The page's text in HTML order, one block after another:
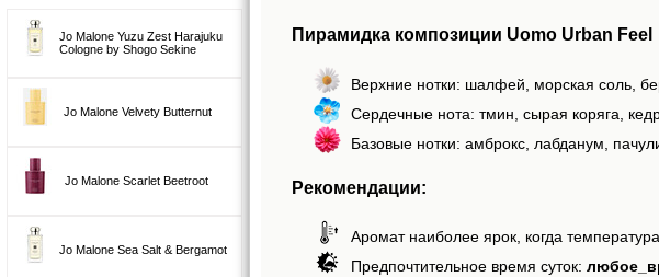
Jo Malone Yuzu Zest Harajuku
Cologne by Shogo Sekine
Jo Malone Velvety Butternut
Jo Malone Scarlet Beetroot
Jo Malone Sea Salt & Bergamot
Пирамидка композиции Uomo Urban Feel
Верхние нотки: шалфей, морская соль,
Сердечные нота: тмин, сырая коряга,
Базовые нотки: амброкс, лабданум,
Рекомендации:
Аромат наиболее ярок, когда
Предпочтительное время суток: